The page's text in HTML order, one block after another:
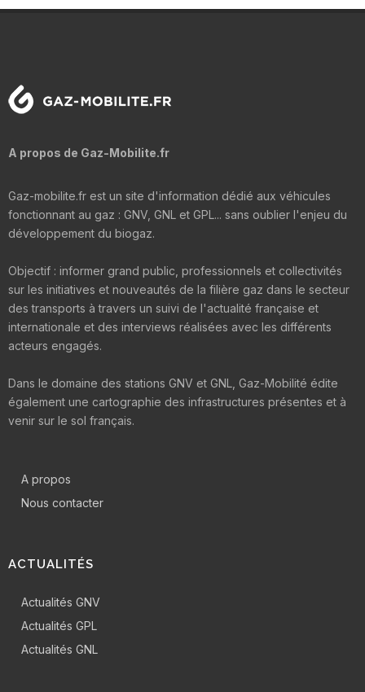
A propos de Gaz-Mobilite.fr
Gaz-mobilite.fr est un site d'information dédié aux véhicules
fonctionnant au gaz : GNV, GNL et GPL... sans oublier l'enjeu du
développement du biogaz.
Objectif : informer grand public, professionnels et collectivités
sur les initiatives et nouveautés de la filière gaz dans le secteur
des transports à travers un suivi de l'actualité française et
internationale et des interviews réalisées avec les différents
acteurs engagés.
Dans le domaine des stations GNV et GNL, Gaz-Mobilité édite
également une cartographie des infrastructures présentes et à
venir sur le sol français.
A propos
Nous contacter
ACTUALITÉS
Actualités GNV
Actualités GPL
Actualités GNL